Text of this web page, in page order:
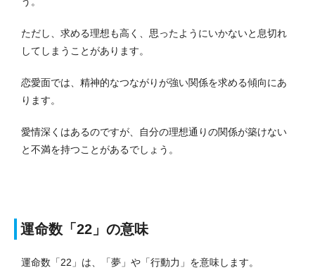
ただし、求める理想も高く、思ったようにいかないと息切れ
してしまうことがあります。
恋愛面では、精神的なつながりが強い関係を求める傾向にあ
ります。
愛情深くはあるのですが、自分の理想通りの関係が築けない
と不満を持つことがあるでしょう。
運命数「22」の意味
運命数「22」は、「夢」や「行動力」を意味します。